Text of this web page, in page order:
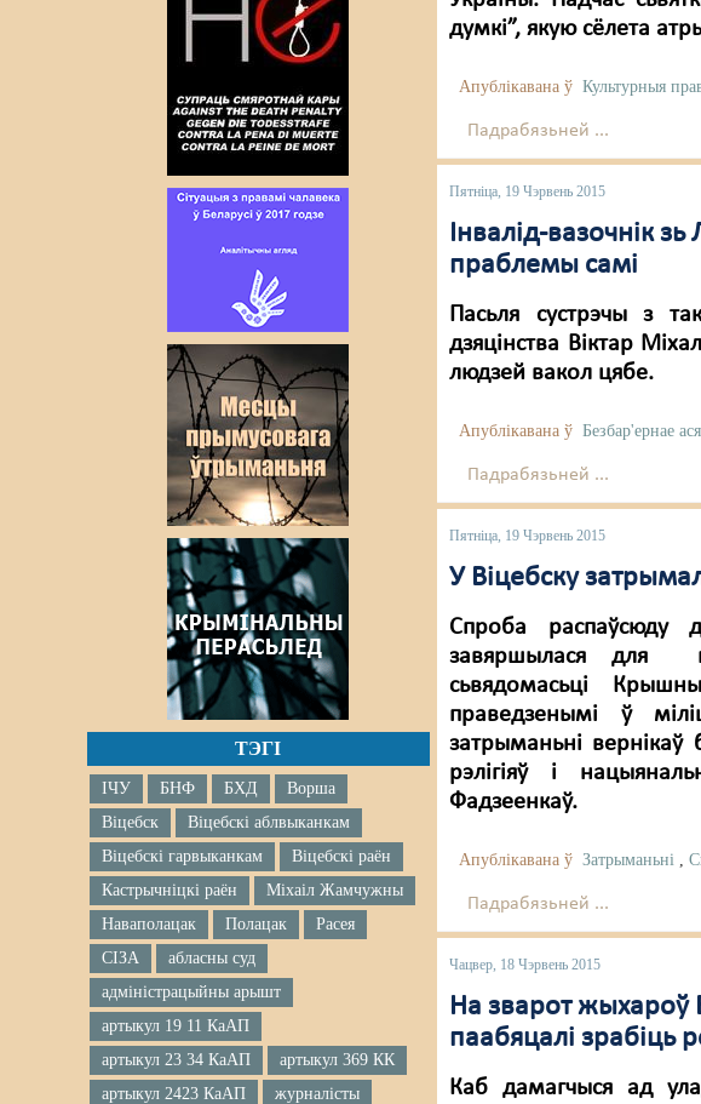
ТЭГІ
ІЧУ БНФ БХД
Ворша
Віцебск
Віцебскі аблвыканкам
Віцебскі гарвыканкам
Віцебскі раён
Кастрычніцкі раён
Міхаіл Жамчужны
Наваполацак
Полацак
Расея
СІЗА
абласны суд
адміністрацыйны арышт
артыкул 19 11 КаАП
артыкул 23 34 КаАП
артыкул 369 КК
артыкул 2423 КаАП
журналісты
думкі”, якую сёлета
Апублікавана ў Культурныя
Падрабязьней ...
Пятніца, 19 Чэрвень 2015
Інвалід-вазочнік
праблемы самі
Пасьля сустрэчы з
дзяцінства Віктар
людзей вакол цябе.
Апублікавана ў Безбар'ернае
Падрабязьней ...
Пятніца, 19 Чэрвень 2015
У Віцебску
Спроба распаўсюду
завяршылася для
сьвядомасьці
праведзенымі ў
затрыманьні вернікаў
рэлігіяў і
Фадзеенкаў.
Апублікавана ў Затрыманьні ,
Падрабязьней ...
Чацвер, 18 Чэрвень 2015
На зварот жыхароў
паабяцалі зрабіць
Каб дамагчыся ад